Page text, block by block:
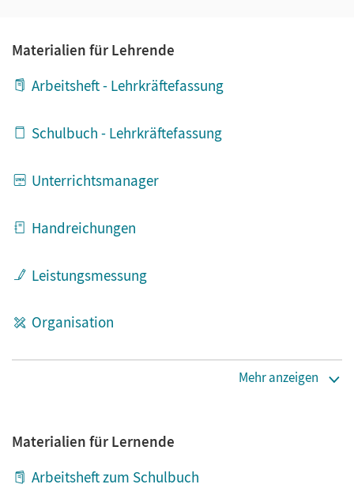
Materialien für Lehrende
Arbeitsheft - Lehrkräftefassung
Schulbuch - Lehrkräftefassung
Unterrichtsmanager
Handreichungen
Leistungsmessung
Organisation
Haptische Kleinteile (Stempel, Handpuppen etc.)
Mehr anzeigen
Materialien für Lernende
Arbeitsheft zum Schulbuch